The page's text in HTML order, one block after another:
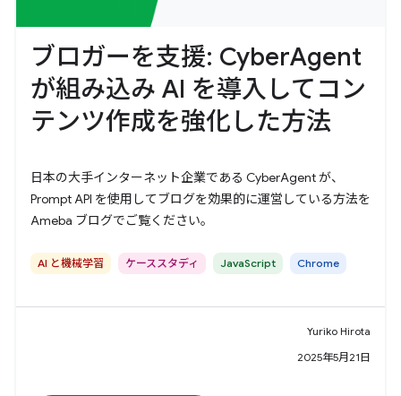
ブロガーを支援: CyberAgent
が組み込み AI を導入してコン
テンツ作成を強化した方法
日本の大手インターネット企業である CyberAgent が、
Prompt API を使用してブログを効果的に運営している方法を
Ameba ブログでご覧ください。
AI と機械学習 ケーススタディ JavaScript Chrome
Yuriko Hirota
2025年5月21日